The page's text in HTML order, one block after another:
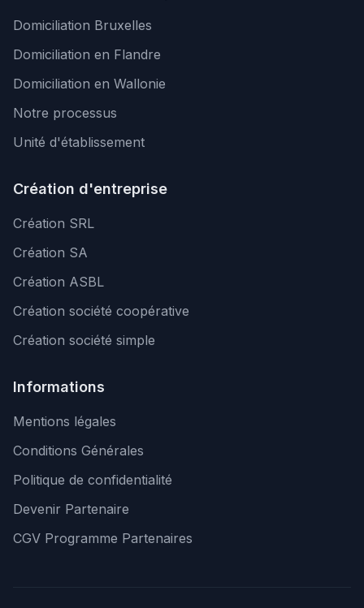
Domiciliation Bruxelles
Domiciliation en Flandre
Domiciliation en Wallonie
Notre processus
Unité d'établissement
Création d'entreprise
Création SRL
Création SA
Création ASBL
Création société coopérative
Création société simple
Informations
Mentions légales
Conditions Générales
Politique de confidentialité
Devenir Partenaire
CGV Programme Partenaires